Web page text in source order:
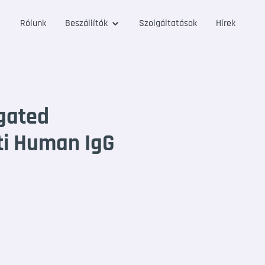
Rólunk Beszállítók Szolgáltatások Hírek
Human IgG